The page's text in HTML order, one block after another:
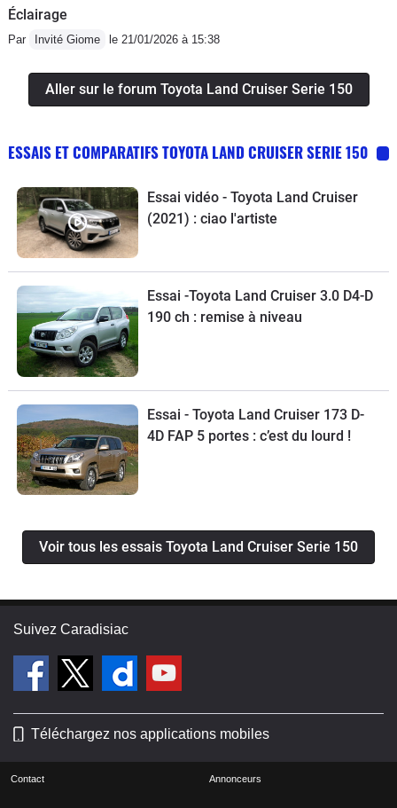
Éclairage
Par Invité Giome le 21/01/2026 à 15:38
Aller sur le forum Toyota Land Cruiser Serie 150
ESSAIS ET COMPARATIFS TOYOTA LAND CRUISER SERIE 150
Essai vidéo - Toyota Land Cruiser
(2021) : ciao l'artiste
Essai -Toyota Land Cruiser 3.0 D4-D
190 ch : remise à niveau
Essai - Toyota Land Cruiser 173 D-
4D FAP 5 portes : c’est du lourd !
Voir tous les essais Toyota Land Cruiser Serie 150
Suivez Caradisiac
Téléchargez nos applications mobiles
Contact Annonceurs